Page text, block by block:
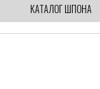
КАТАЛОГ ШПОНА